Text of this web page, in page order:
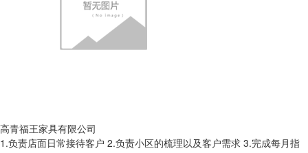
高青福王家具有限公司
1.负责店面日常接待客户 2.负责小区的梳理以及客户需求 3.完成每月指